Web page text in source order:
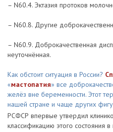
– N60.4. Эктазия протоков
– N60.8. Другие
– N60.9. Доброкачественная
неуточнённая.
Как обстоит ситуация в России?
«мастопатия» все
желёз вне беременности. Этот
нашей стране и чаще других
РСФСР впервые утвердил
классификацию этого состояния